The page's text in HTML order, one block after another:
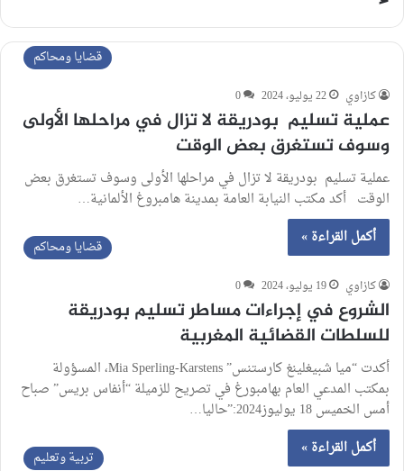
قضايا ومحاكم
كازاوي 22 يوليو، 2024 0
عملية تسليم بودريقة لا تزال في مراحلها الأولى
وسوف تستغرق بعض الوقت
عملية تسليم بودريقة لا تزال في مراحلها الأولى وسوف تستغرق بعض
الوقت أكد مكتب النيابة العامة بمدينة هامبروغ الألمانية…
أكمل القراءة »
قضايا ومحاكم
كازاوي 19 يوليو، 2024 0
الشروع في إجراءات مساطر تسليم بودريقة
للسلطات القضائية المغربية
أكدت “ميا شبيغلينغ كارستنس” Mia Sperling-Karstens، المسؤولة
بمكتب المدعي العام بهامبورغ في تصريح للزميلة “أنفاس بريس” صباح
أمس الخميس 18 يوليوز2024:”حاليا…
أكمل القراءة »
تربية وتعليم